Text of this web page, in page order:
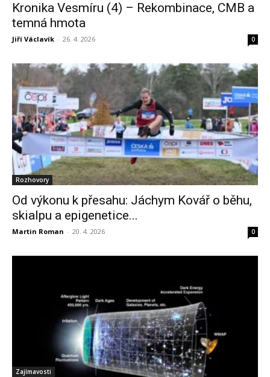
Kronika Vesmíru (4) – Rekombinace, CMB a
temná hmota
Jiří Václavík - 26. 4. 2026 0
Rozhovory
Od výkonu k přesahu: Jáchym Kovář o běhu,
skialpu a epigenetice...
Martin Roman - 20. 4. 2026 0
Zajímavosti